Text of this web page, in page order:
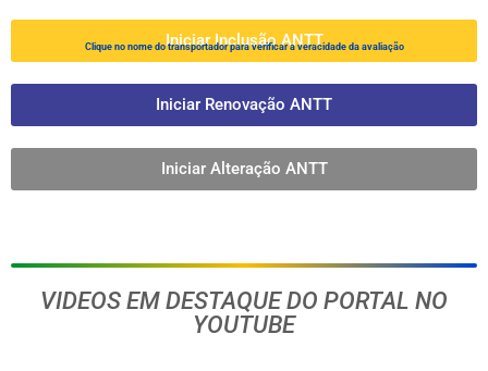
Clique no nome do transportador para verificar a veracidade da avaliação
Iniciar Inclusão ANTT
Iniciar Renovação ANTT
Iniciar Alteração ANTT
VIDEOS EM DESTAQUE DO PORTAL NO
YOUTUBE